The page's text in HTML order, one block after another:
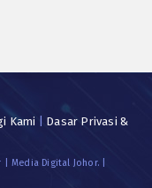
Kami
Dasar Privasi &
Media Digital Johor. |